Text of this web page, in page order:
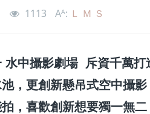
1113 Aᴬ: Ｌ Ｍ Ｓ
水中攝影劇場 斥資千萬
，更創新懸吊式空中攝
，喜歡創新想要獨一無